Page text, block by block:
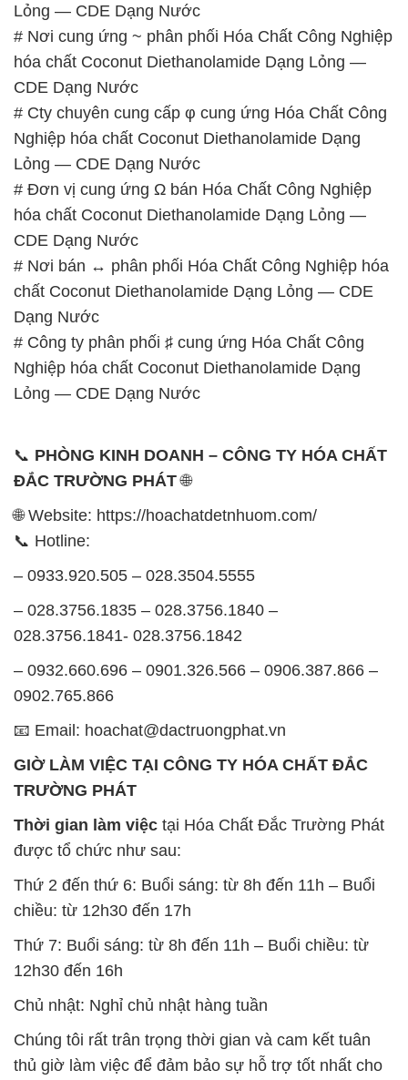
Lỏng — CDE Dạng Nước
# Nơi cung ứng ~ phân phối Hóa Chất Công Nghiệp
hóa chất Coconut Diethanolamide Dạng Lỏng —
CDE Dạng Nước
# Cty chuyên cung cấp φ cung ứng Hóa Chất Công
Nghiệp hóa chất Coconut Diethanolamide Dạng
Lỏng — CDE Dạng Nước
# Đơn vị cung ứng Ω bán Hóa Chất Công Nghiệp
hóa chất Coconut Diethanolamide Dạng Lỏng —
CDE Dạng Nước
# Nơi bán ↔ phân phối Hóa Chất Công Nghiệp hóa
chất Coconut Diethanolamide Dạng Lỏng — CDE
Dạng Nước
# Công ty phân phối ♯ cung ứng Hóa Chất Công
Nghiệp hóa chất Coconut Diethanolamide Dạng
Lỏng — CDE Dạng Nước
📞 PHÒNG KINH DOANH – CÔNG TY HÓA CHẤT
ĐẮC TRƯỜNG PHÁT🌐
🌐 Website: https://hoachatdetnhuom.com/
📞 Hotline:
– 0933.920.505 – 028.3504.5555
– 028.3756.1835 – 028.3756.1840 –
028.3756.1841- 028.3756.1842
– 0932.660.696 – 0901.326.566 – 0906.387.866 –
0902.765.866
📧 Email: hoachat@dactruongphat.vn
GIỜ LÀM VIỆC TẠI CÔNG TY HÓA CHẤT ĐẮC
TRƯỜNG PHÁT
Thời gian làm việc tại Hóa Chất Đắc Trường Phát
được tổ chức như sau:
Thứ 2 đến thứ 6: Buổi sáng: từ 8h đến 11h – Buổi
chiều: từ 12h30 đến 17h
Thứ 7: Buổi sáng: từ 8h đến 11h – Buổi chiều: từ
12h30 đến 16h
Chủ nhật: Nghỉ chủ nhật hàng tuần
Chúng tôi rất trân trọng thời gian và cam kết tuân
thủ giờ làm việc để đảm bảo sự hỗ trợ tốt nhất cho